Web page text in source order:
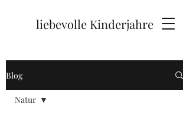
liebevolle Kinderjahre
Blog
Natur